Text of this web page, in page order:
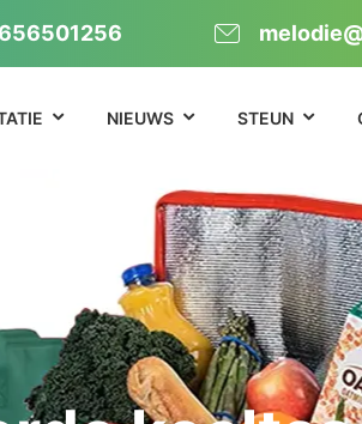
NIEUWS STEUN